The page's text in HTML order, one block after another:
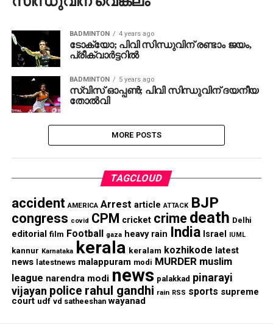
BADMINTON 4 years ago
ടോക്യോ; പിവി സിന്ധുവിന് രണ്ടാം ജയം,
പ്രീക്വാര്‍ട്ടറില്‍
BADMINTON 5 years ago
സ്വിസ് ഓപ്പണ്‍; പിവി സിന്ധുവിന് ദയനീയ
തോല്‍വി
MORE POSTS
TAGCLOUD
accident AMERICA Arrest article ATTACK BJP
congress covid CPM cricket crime death Delhi
editorial film Football gaza heavy rain India Israel IUML
kannur Karnataka kerala keralam kozhikode latest
news
latestnews malappuram modi MURDER muslim
league narendra modi news palakkad pinarayi
vijayan police rahul gandhi rain RSS sports supreme
court udf vd satheeshan wayanad